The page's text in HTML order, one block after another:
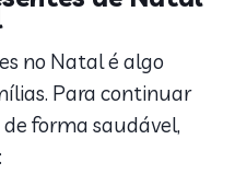
no Natal é algo
Para continuar
forma saudável,